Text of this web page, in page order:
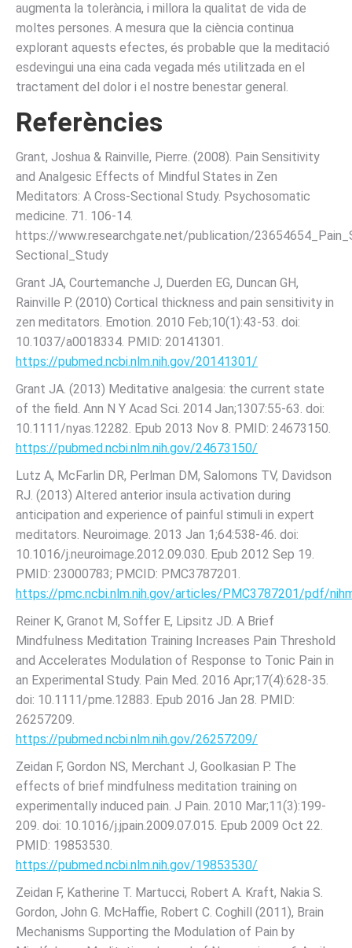
augmenta la tolerància, i millora la qualitat de vida de
moltes persones. A mesura que la ciència continua
explorant aquests efectes, és probable que la meditació
esdevingui una eina cada vegada més utilitzada en el
tractament del dolor i el nostre benestar general.
Referències
Grant, Joshua & Rainville, Pierre. (2008). Pain Sensitivity
and Analgesic Effects of Mindful States in Zen
Meditators: A Cross-Sectional Study. Psychosomatic
medicine. 71. 106-14.
https://www.researchgate.net/publication/
Sectional_Study
Grant JA, Courtemanche J, Duerden EG, Duncan GH,
Rainville P. (2010) Cortical thickness and pain sensitivity in
zen meditators. Emotion. 2010 Feb;10(1):43-53. doi:
10.1037/a0018334. PMID: 20141301.
https://pubmed.ncbi.nlm.nih.gov/20141301/
Grant JA. (2013) Meditative analgesia: the current state
of the field. Ann N Y Acad Sci. 2014 Jan;1307:55-63. doi:
10.1111/nyas.12282. Epub 2013 Nov 8. PMID: 24673150.
https://pubmed.ncbi.nlm.nih.gov/24673150/
Lutz A, McFarlin DR, Perlman DM, Salomons TV, Davidson
RJ. (2013) Altered anterior insula activation during
anticipation and experience of painful stimuli in expert
meditators. Neuroimage. 2013 Jan 1;64:538-46. doi:
10.1016/j.neuroimage.2012.09.030. Epub 2012 Sep 19.
PMID: 23000783; PMCID: PMC3787201.
https://pmc.ncbi.nlm.nih.gov/articles/PMC3787201/pdf/
Reiner K, Granot M, Soffer E, Lipsitz JD. A Brief
Mindfulness Meditation Training Increases Pain Threshold
and Accelerates Modulation of Response to Tonic Pain in
an Experimental Study. Pain Med. 2016 Apr;17(4):628-35.
doi: 10.1111/pme.12883. Epub 2016 Jan 28. PMID:
26257209.
https://pubmed.ncbi.nlm.nih.gov/26257209/
Zeidan F, Gordon NS, Merchant J, Goolkasian P. The
effects of brief mindfulness meditation training on
experimentally induced pain. J Pain. 2010 Mar;11(3):199-
209. doi: 10.1016/j.jpain.2009.07.015. Epub 2009 Oct 22.
PMID: 19853530.
https://pubmed.ncbi.nlm.nih.gov/19853530/
Zeidan F, Katherine T. Martucci, Robert A. Kraft, Nakia S.
Gordon, John G. McHaffie, Robert C. Coghill (2011), Brain
Mechanisms Supporting the Modulation of Pain by